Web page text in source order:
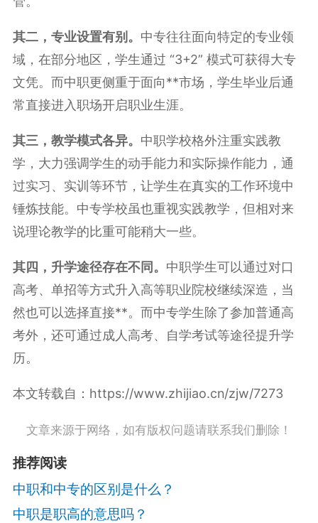
其二，专业设置有别。 中专往往面向特定的专业领
域，在部分地区，学生通过 “3+2” 模式可获得大专
文凭。而中职更侧重于面向**市场，学生毕业后通
常直接进入职场开启职业生涯。
其三，教学模式各异。 中职学校格外注重实践教
学，大力强调学生的动手能力和实际操作能力，通
过实习、实训等环节，让学生在真实的工作环境中
锤炼技能。中专学校虽也重视实践教学，但相对来
说理论教学的比重可能稍大一些。
其四，升学途径存在不同。 中职学生可以通过对口
高考、单招等方式升入高等职业院校继续深造，当
然也可以选择直接**。而中专学生除了参加普通高
考外，还可通过成人高考、自学考试等途径提升学
历。
本文转载自：https://www.zhijiao.cn/zjw/7273
文章来源于网络，如有版权问题请联系我们删除！
推荐阅读
中职和中专的区别是什么？
中职是职高的意思吗？